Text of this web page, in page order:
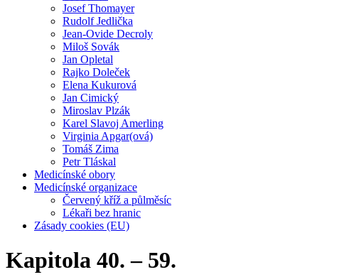
Josef Thomayer
Rudolf Jedlička
Jean-Ovide Decroly
Miloš Sovák
Jan Opletal
Rajko Doleček
Elena Kukurová
Jan Cimický
Miroslav Plzák
Karel Slavoj Amerling
Virginia Apgar(ová)
Tomáš Zima
Petr Tláskal
Medicínské obory
Medicínské organizace
Červený kříž a půlměsíc
Lékaři bez hranic
Zásady cookies (EU)
Kapitola 40. – 59.